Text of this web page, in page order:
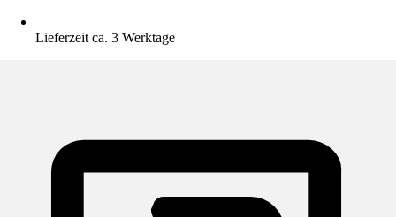
Lieferzeit ca. 3 Werktage